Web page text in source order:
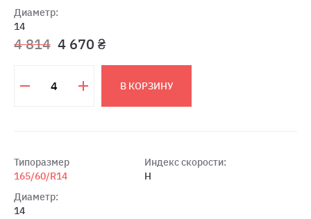
Диаметр:
14
4 814 4 670 ₴
В КОРЗИНУ
Типоразмер
165/60/R14
Диаметр:
14
Индекс скорости:
H